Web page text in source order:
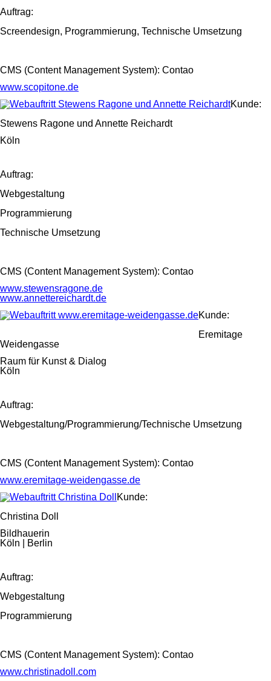
Auftrag:
Screendesign, Programmierung, Technische Umsetzung
CMS (Content Management System): Contao
www.scopitone.de
Kunde:
Stewens Ragone und Annette Reichardt
Köln
Auftrag:
Webgestaltung
Programmierung
Technische Umsetzung
CMS (Content Management System): Contao
www.stewensragone.de
www.annettereichardt.de
Kunde:
Eremitage
Weidengasse
Raum für Kunst & Dialog
Köln
Auftrag:
Webgestaltung/Programmierung/Technische Umsetzung
CMS (Content Management System): Contao
www.eremitage-weidengasse.de
Kunde:
Christina Doll
Bildhauerin
Köln | Berlin
Auftrag:
Webgestaltung
Programmierung
CMS (Content Management System): Contao
www.christinadoll.com